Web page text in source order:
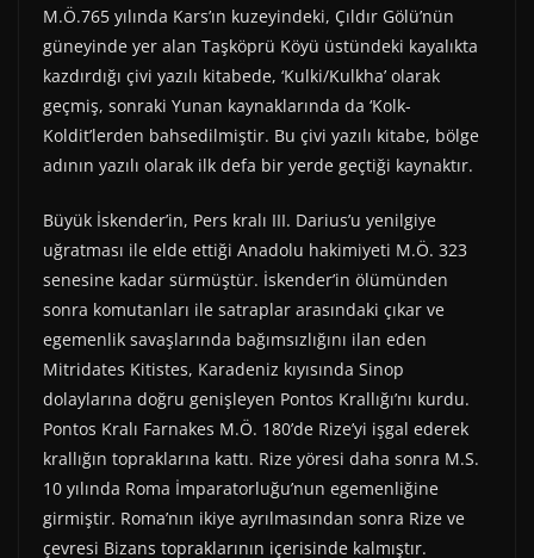
M.Ö.765 yılında Kars’ın kuzeyindeki, Çıldır Gölü’nün
güneyinde yer alan Taşköprü Köyü üstündeki kayalıkta
kazdırdığı çivi yazılı kitabede, ‘Kulki/Kulkha’ olarak
geçmiş, sonraki Yunan kaynaklarında da ‘Kolk-
Koldit’lerden bahsedilmiştir. Bu çivi yazılı kitabe, bölge
adının yazılı olarak ilk defa bir yerde geçtiği kaynaktır.
Büyük İskender’in, Pers kralı III. Darius’u yenilgiye
uğratması ile elde ettiği Anadolu hakimiyeti M.Ö. 323
senesine kadar sürmüştür. İskender’in ölümünden
sonra komutanları ile satraplar arasındaki çıkar ve
egemenlik savaşlarında bağımsızlığını ilan eden
Mitridates Kitistes, Karadeniz kıyısında Sinop
dolaylarına doğru genişleyen Pontos Krallığı’nı kurdu.
Pontos Kralı Farnakes M.Ö. 180’de Rize’yi işgal ederek
krallığın topraklarına kattı. Rize yöresi daha sonra M.S.
10 yılında Roma İmparatorluğu’nun egemenliğine
girmiştir. Roma’nın ikiye ayrılmasından sonra Rize ve
çevresi Bizans topraklarının içerisinde kalmıştır.